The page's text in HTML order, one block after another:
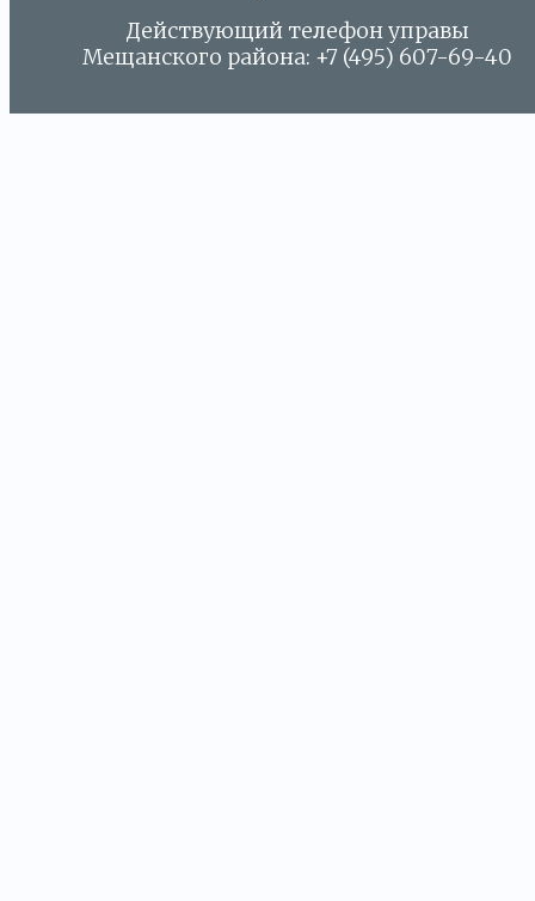
Действующий телефон управы
Мещанского района: +7 (495) 607-69-40